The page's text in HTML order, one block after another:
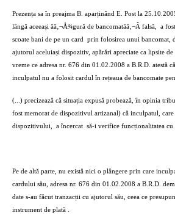
Prezența sa în preajma B. aparținând E. Post la
lângă aceeași ââ‚¬Å¾gură de bancomatââ‚¬Â falsă,
a
scoate bani de pe un card
prin folosirea unui bancomat,
ajutorul aceluiași dispozitiv, apărări apreciate ca lipsite
vreme ce adresa nr. 676 din 01.02.2008 a B.R.D. atestă
inculpatul nu a folosit cardul în rețeaua de bancomate
(...) precizează că situația expusă probează, în opinia
fost memorat de dispozitivul artizanal) că inculpatul, care
dispozitivului,
a încercat să-i verifice funcționalitatea cu
Pe de altă parte, nu există nici o plângere prin care
cardului său, adresa nr. 676 din 01.02.2008 a B.R.D.
date s-au făcut tranzacții cu ajutorul său, ceea ce
instrument de plată .